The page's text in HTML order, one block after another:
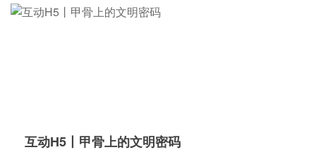
互动H5丨甲骨上的文明密码